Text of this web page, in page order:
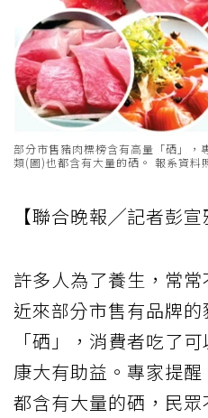
部分市售豬肉標榜含有高量「硒」，
類(圖)也都含有大量的硒。 報系資料
【聯合晚報╱記者彭宣
許多人為了養生，常常
近來部分市售有品牌
「硒」，消費者吃了
康大有助益。專家提
都含有大量的硒，民